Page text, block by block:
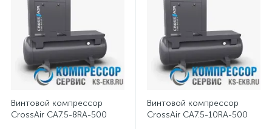
Винтовой компрессор
CrossAir CA7.5-8RA-500
Винтовой компрессор
CrossAir CA7.5-10RA-500